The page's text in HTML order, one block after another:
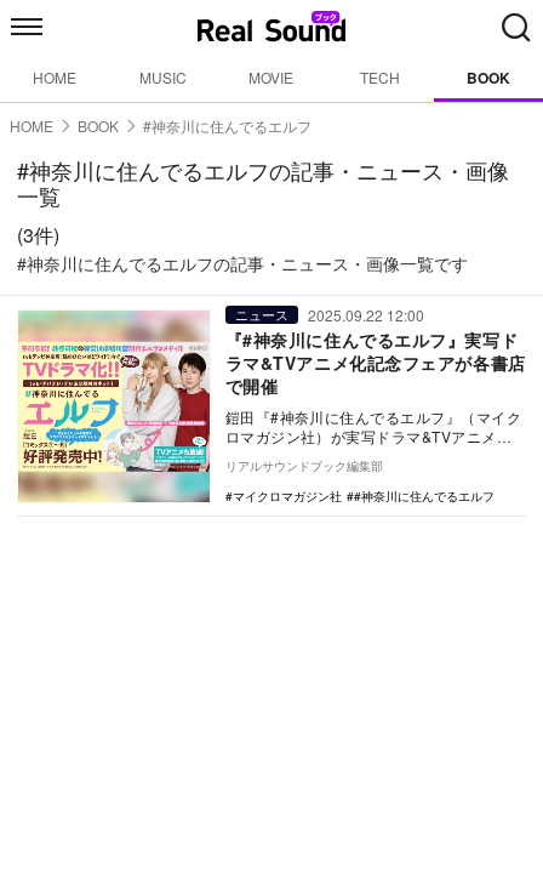
HOME MUSIC MOVIE TECH BOOK
HOME BOOK #神奈川に住んでるエルフ
#神奈川に住んでるエルフの記事・ニュース・画像
一覧
(3件)
#神奈川に住んでるエルフの記事・ニュース・画像一覧です
ニュース 2025.09.22 12:00
『#神奈川に住んでるエルフ』実写ド
ラマ&TVアニメ化記念フェアが各書店
で開催
鎧田『#神奈川に住んでるエルフ』（マイク
ロマガジン社）が実写ドラマ&TVアニメ化
される。メディアミックスを記念して、
20…
リアルサウンドブック編集部
マイクロマガジン社
#神奈川に住んでるエルフ